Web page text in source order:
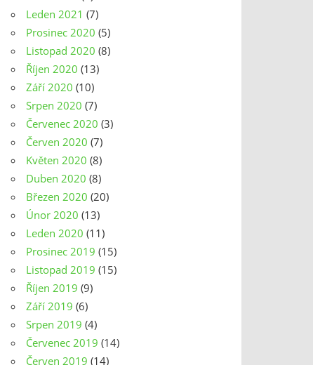
Leden 2021 (7)
Prosinec 2020 (5)
Listopad 2020 (8)
Říjen 2020 (13)
Září 2020 (10)
Srpen 2020 (7)
Červenec 2020 (3)
Červen 2020 (7)
Květen 2020 (8)
Duben 2020 (8)
Březen 2020 (20)
Únor 2020 (13)
Leden 2020 (11)
Prosinec 2019 (15)
Listopad 2019 (15)
Říjen 2019 (9)
Září 2019 (6)
Srpen 2019 (4)
Červenec 2019 (14)
Červen 2019 (14)